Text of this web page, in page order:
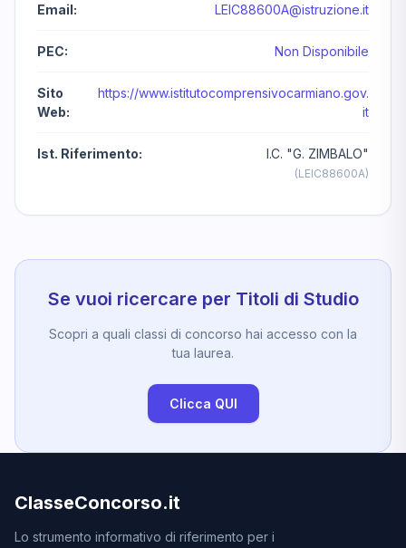
Email: LEIC88600A@istruzione.it
PEC: Non Disponibile
Sito
Web:
https://www.istitutocomprensivocarmiano.gov.
it
Ist. Riferimento: I.C. "G. ZIMBALO"
(LEIC88600A)
Se vuoi ricercare per Titoli di Studio
Scopri a quali classi di concorso hai accesso con la
tua laurea.
Clicca QUI
ClasseConcorso.it
Lo strumento informativo di riferimento per i